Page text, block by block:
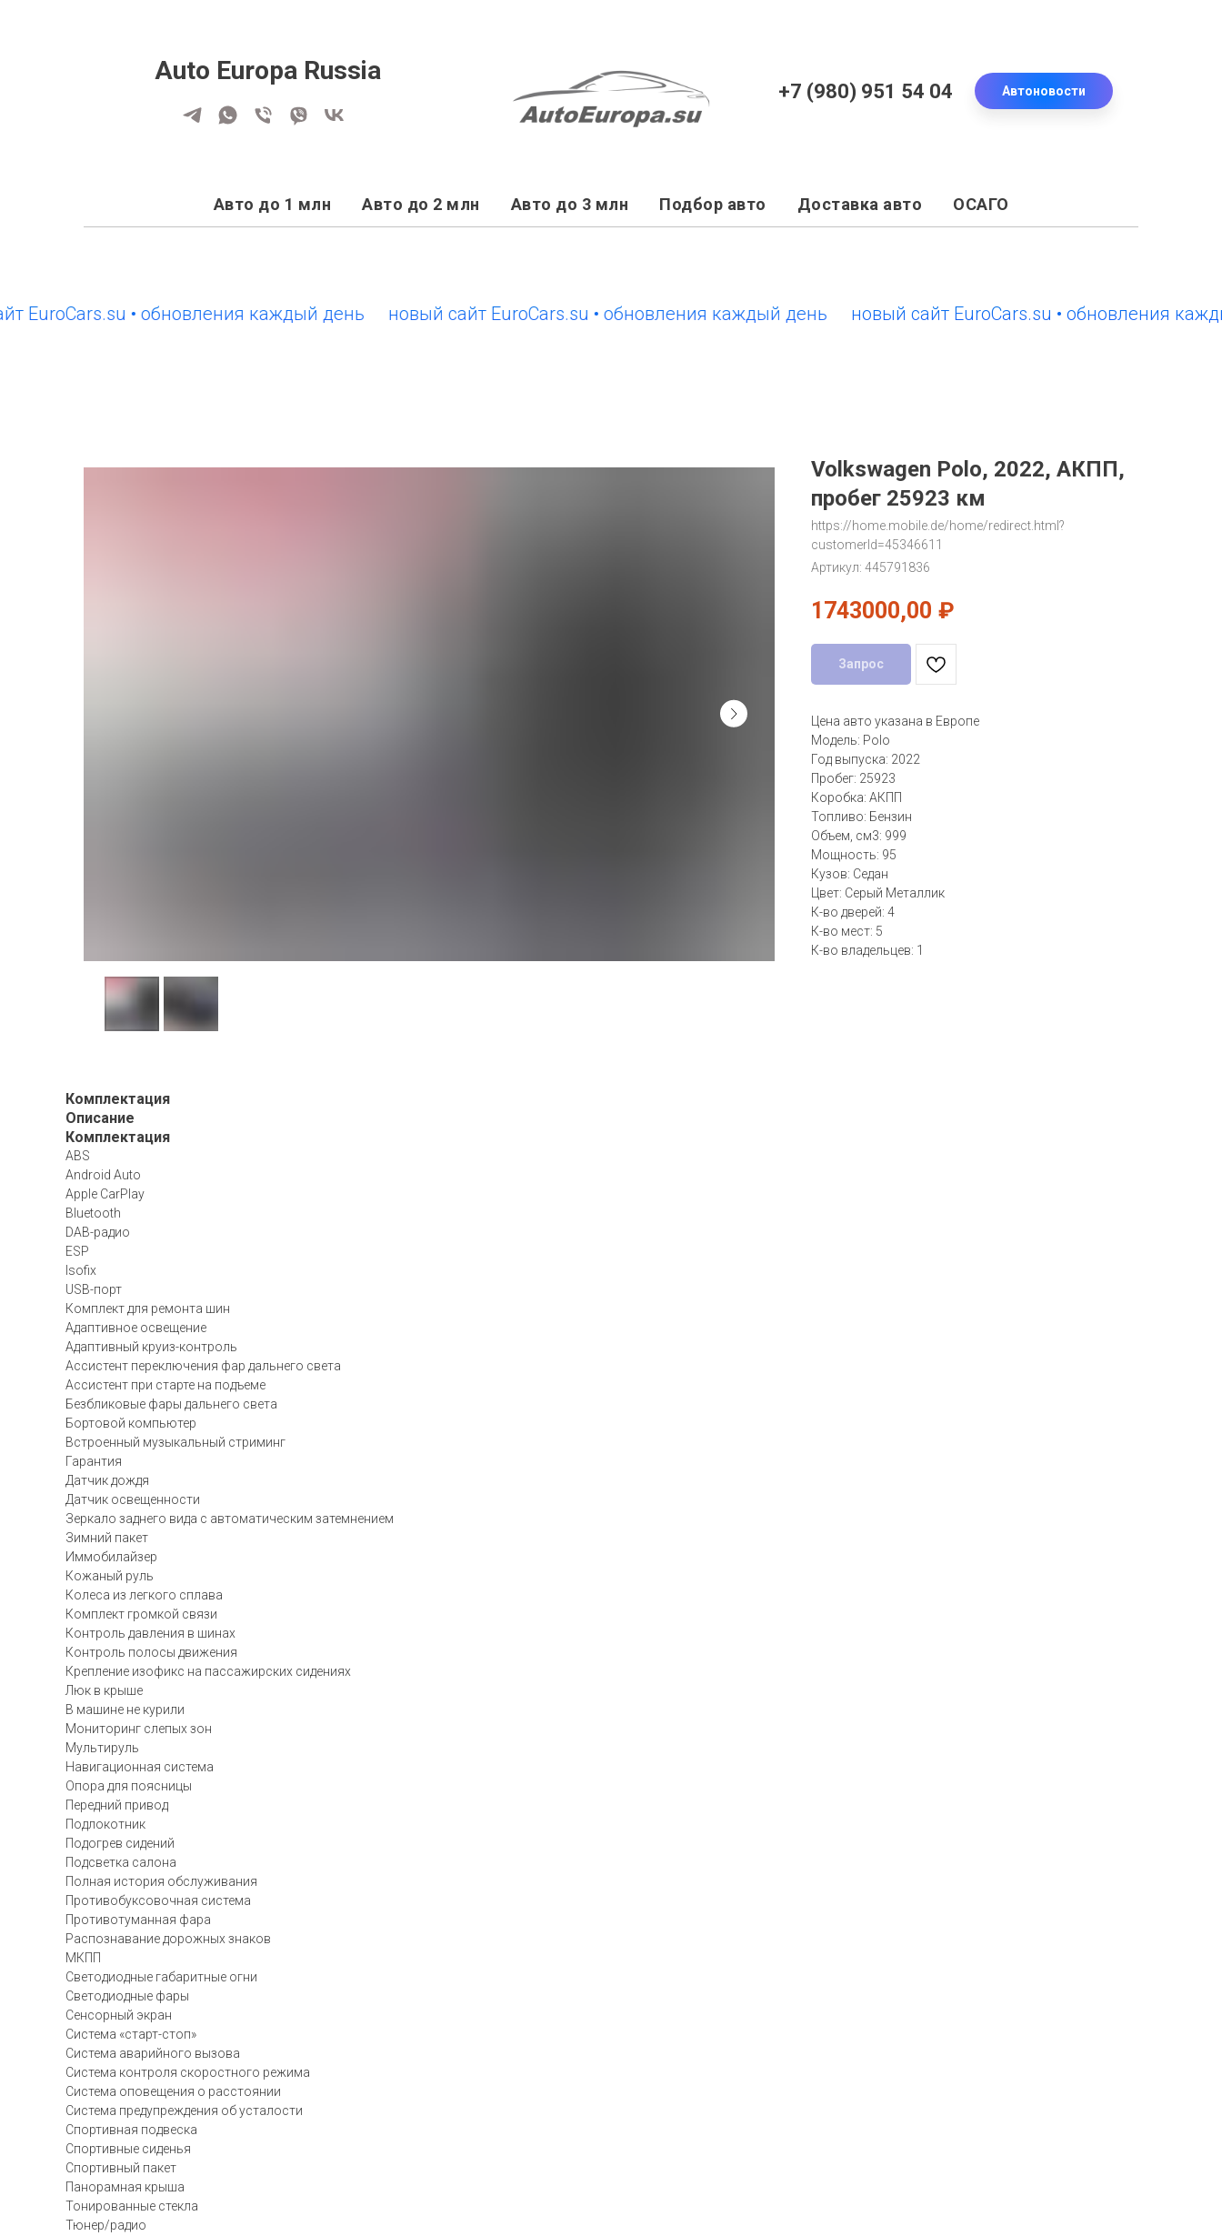
Auto Europa Russia
+7 (980) 951 54 04 Автоновости
Авто до 1 млн Авто до 2 млн Авто до 3 млн Подбор авто Доставка авто ОСАГО
• обновления каждый день новый сайт EuroCars.su • обновления каждый день новый сайт EuroCars.su • обновления каждый
Volkswagen Polo, 2022, АКПП,
пробег 25923 км
https://home.mobile.de/home/redirect.html?
customerId=45346611
Артикул: 445791836
1743000,00 ₽
Запрос
Цена авто указана в Европе
Модель: Polo
Год выпуска: 2022
Пробег: 25923
Коробка: АКПП
Топливо: Бензин
Объем, см3: 999
Мощность: 95
Кузов: Седан
Цвет: Серый Металлик
К-во дверей: 4
К-во мест: 5
К-во владельцев: 1
Комплектация
Описание
Комплектация
ABS
Android Auto
Apple CarPlay
Bluetooth
DAB-радио
ESP
Isofix
USB-порт
Комплект для ремонта шин
Адаптивное освещение
Адаптивный круиз-контроль
Ассистент переключения фар дальнего света
Ассистент при старте на подъеме
Безбликовые фары дальнего света
Бортовой компьютер
Встроенный музыкальный стриминг
Гарантия
Датчик дождя
Датчик освещенности
Зеркало заднего вида с автоматическим затемнением
Зимний пакет
Иммобилайзер
Кожаный руль
Колеса из легкого сплава
Комплект громкой связи
Контроль давления в шинах
Контроль полосы движения
Крепление изофикс на пассажирских сидениях
Люк в крыше
В машине не курили
Мониторинг слепых зон
Мультируль
Навигационная система
Опора для поясницы
Передний привод
Подлокотник
Подогрев сидений
Подсветка салона
Полная история обслуживания
Противобуксовочная система
Противотуманная фара
Распознавание дорожных знаков
МКПП
Светодиодные габаритные огни
Светодиодные фары
Сенсорный экран
Система «старт-стоп»
Система аварийного вызова
Система контроля скоростного режима
Система оповещения о расстоянии
Система предупреждения об усталости
Спортивная подвеска
Спортивные сиденья
Спортивный пакет
Панорамная крыша
Тонированные стекла
Тюнер/радио